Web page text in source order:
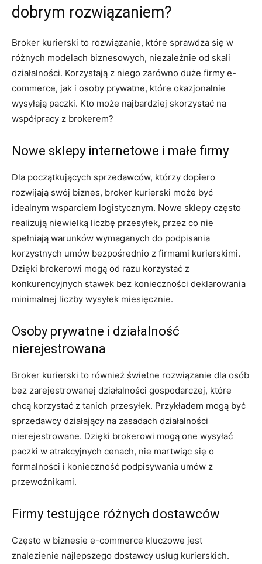
dobrym rozwiązaniem?
Broker kurierski to rozwiązanie, które sprawdza się w
różnych modelach biznesowych, niezależnie od skali
działalności. Korzystają z niego zarówno duże firmy e-
commerce, jak i osoby prywatne, które okazjonalnie
wysyłają paczki. Kto może najbardziej skorzystać na
współpracy z brokerem?
Nowe sklepy internetowe i małe firmy
Dla początkujących sprzedawców, którzy dopiero
rozwijają swój biznes, broker kurierski może być
idealnym wsparciem logistycznym. Nowe sklepy często
realizują niewielką liczbę przesyłek, przez co nie
spełniają warunków wymaganych do podpisania
korzystnych umów bezpośrednio z firmami kurierskimi.
Dzięki brokerowi mogą od razu korzystać z
konkurencyjnych stawek bez konieczności deklarowania
minimalnej liczby wysyłek miesięcznie.
Osoby prywatne i działalność
nierejestrowana
Broker kurierski to również świetne rozwiązanie dla osób
bez zarejestrowanej działalności gospodarczej, które
chcą korzystać z tanich przesyłek. Przykładem mogą być
sprzedawcy działający na zasadach działalności
nierejestrowane. Dzięki brokerowi mogą one wysyłać
paczki w atrakcyjnych cenach, nie martwiąc się o
formalności i konieczność podpisywania umów z
przewoźnikami.
Firmy testujące różnych dostawców
Często w biznesie e-commerce kluczowe jest
znalezienie najlepszego dostawcy usług kurierskich.